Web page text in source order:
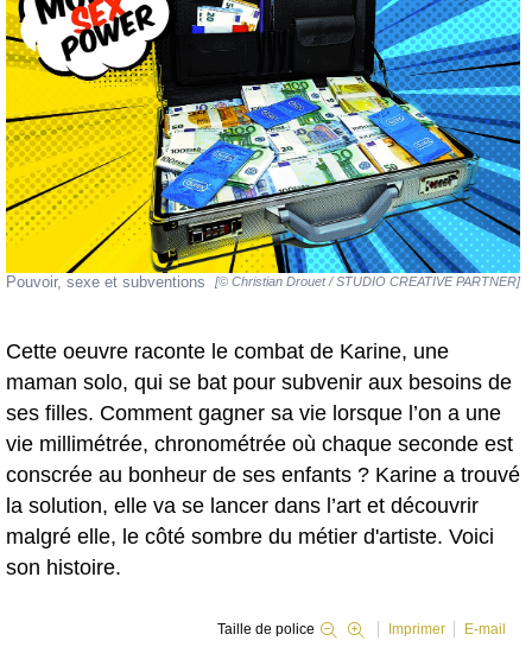
Pouvoir, sexe et subventions [© Christian Drouet / STUDIO CREATIVE PARTNER]
Cette oeuvre raconte le combat de Karine, une
maman solo, qui se bat pour subvenir aux besoins de
ses filles. Comment gagner sa vie lorsque l’on a une
vie millimétrée, chronométrée où chaque seconde est
conscrée au bonheur de ses enfants ? Karine a trouvé
la solution, elle va se lancer dans l’art et découvrir
malgré elle, le côté sombre du métier d'artiste. Voici
son histoire.
Taille de police Imprimer E-mail